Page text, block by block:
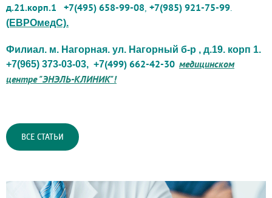
д.21.корп.1
+7(495) 658-99-08, +7(985) 921-75-99.
(ЕВРОмедС).
Филиал. м. Нагорная. ул. Нагорный б-р , д.19. корп 1.
+7(965) 373-03-03, +7(499) 662-42-30 медицинском
центре "ЭНЭЛЬ-КЛИНИК"!
ВСЕ СТАТЬИ